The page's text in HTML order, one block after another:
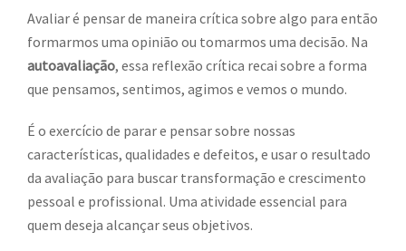
Avaliar é pensar de maneira crítica sobre algo para então
formarmos uma opinião ou tomarmos uma decisão. Na
autoavaliação, essa reflexão crítica recai sobre a forma
que pensamos, sentimos, agimos e vemos o mundo.
É o exercício de parar e pensar sobre nossas
características, qualidades e defeitos, e usar o resultado
da avaliação para buscar transformação e crescimento
pessoal e profissional. Uma atividade essencial para
quem deseja alcançar seus objetivos.